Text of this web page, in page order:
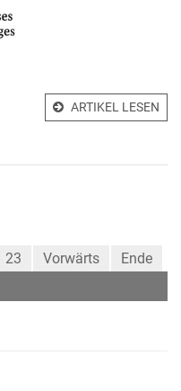
ARTIKEL LESEN
23 Vorwärts Ende